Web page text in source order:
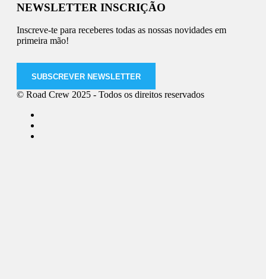
NEWSLETTER INSCRIÇÃO
Inscreve-te para receberes todas as nossas novidades em
primeira mão!
SUBSCREVER NEWSLETTER
© Road Crew 2025 - Todos os direitos reservados